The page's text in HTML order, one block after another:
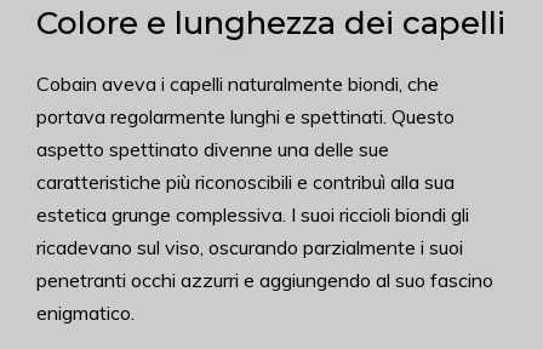
Colore e lunghezza dei capelli
Cobain aveva i capelli naturalmente biondi, che
portava regolarmente lunghi e spettinati. Questo
aspetto spettinato divenne una delle sue
caratteristiche più riconoscibili e contribuì alla sua
estetica grunge complessiva. I suoi riccioli biondi gli
ricadevano sul viso, oscurando parzialmente i suoi
penetranti occhi azzurri e aggiungendo al suo fascino
enigmatico.